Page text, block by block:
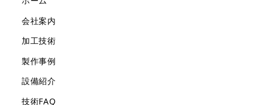
会社案内
加工技術
製作事例
設備紹介
技術FAQ